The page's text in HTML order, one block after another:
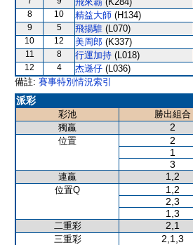
8 10 精益大師 (H134)
9 5 飛揚騅 (L070)
10 12 美周郎 (K337)
11 8 行運加持 (L018)
12 4 杰遜仔 (L036)
備註: 賽事特別情況索引
派彩
彩池 勝出組合
獨贏
2
位置 2
1
3
連贏 1,2
位置Q 1,2
2,3
1,3
二重彩 2,1
三重彩 2,1,3